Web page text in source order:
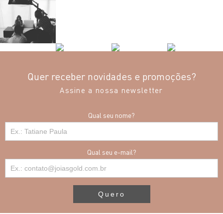
Quer receber novidades e promoções?
Assine a nossa newsletter
Qual seu nome?
Qual seu e-mail?
Quero